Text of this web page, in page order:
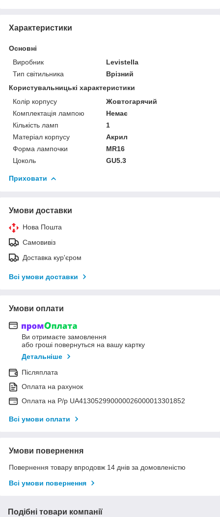
Характеристики
Основні
Виробник
Levistella
Тип світильника
Врізний
Користувальницькі характеристики
Колір корпусу
Жовтогарячий
Комплектація лампою
Немає
Кількість ламп
1
Матеріал корпусу
Акрил
Форма лампочки
MR16
Цоколь
GU5.3
Приховати
Умови доставки
Нова Пошта
Самовивіз
Доставка кур'єром
Всі умови доставки
Умови оплати
Ви отримаєте замовлення
або гроші повернуться на вашу картку
Детальніше
Післяплата
Оплата на рахунок
Оплата на Р/р UA413052990000026000013301852
Всі умови оплати
Умови повернення
Повернення товару впродовж 14 днів за домовленістю
Всі умови повернення
Подібні товари компанії